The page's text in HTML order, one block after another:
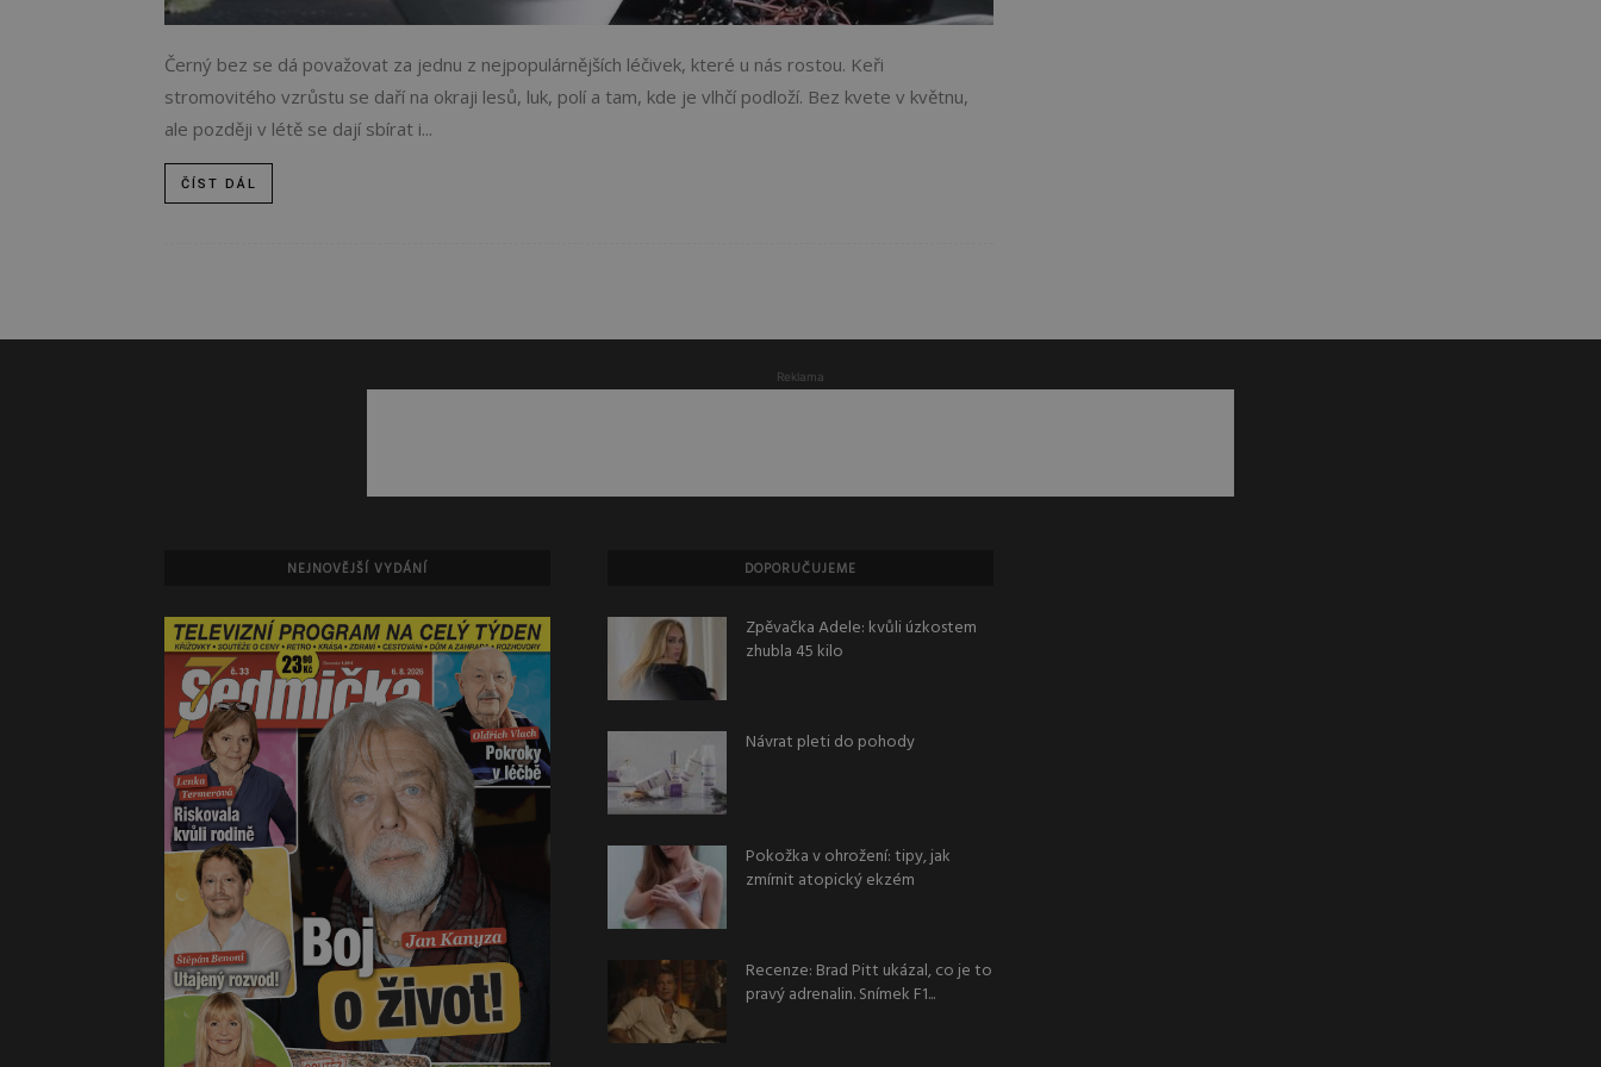
Černý bez se dá považovat za jednu z nejpopulárnějších léčivek, které u nás rostou. Keři
stromovitého vzrůstu se daří na okraji lesů, luk, polí a tam, kde je vlhčí podloží. Bez kvete v květnu,
ale později v létě se dají sbírat i...
ČÍST DÁL
Reklama
NEJNOVĚJŠÍ VYDÁNÍ DOPORUČUJEME
Zpěvačka Adele: kvůli úzkostem
zhubla 45 kilo
Návrat pleti do pohody
Pokožka v ohrožení: tipy, jak
zmírnit atopický ekzém
Recenze: Brad Pitt ukázal, co je to
pravý adrenalin. Snímek F1...